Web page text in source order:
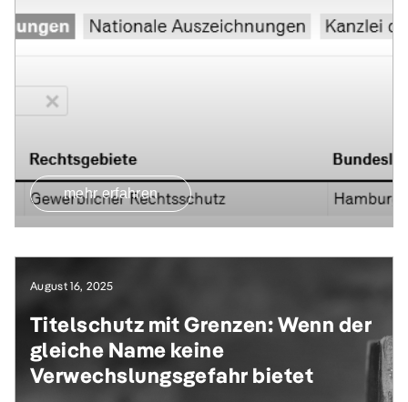
mehr erfahren
August 16, 2025
Titelschutz mit Grenzen: Wenn der
gleiche Name keine
Verwechslungsgefahr bietet